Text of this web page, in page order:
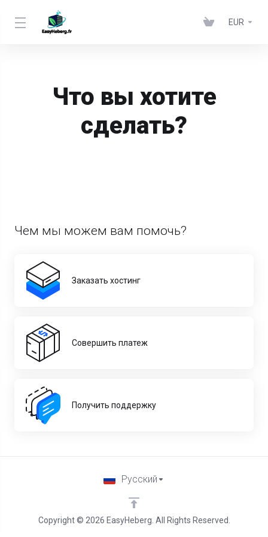
EUR
Что вы хотите
сделать?
Чем мы можем вам помочь?
Заказать хостинг
Совершить платеж
Получить поддержку
Copyright © 2026 EasyHeberg. All Rights Reserved.
Русский